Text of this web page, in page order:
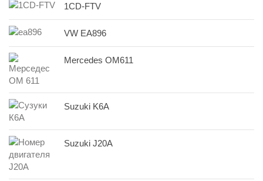
1CD-FTV
VW EA896
Mercedes OM611
Suzuki K6A
Suzuki J20A